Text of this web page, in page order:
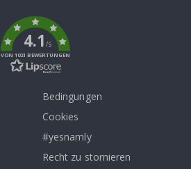
4.1/5
VON 1021 BEWERTUNGEN
Bedingungen
Cookies
#yesnamly
Recht zu stornieren